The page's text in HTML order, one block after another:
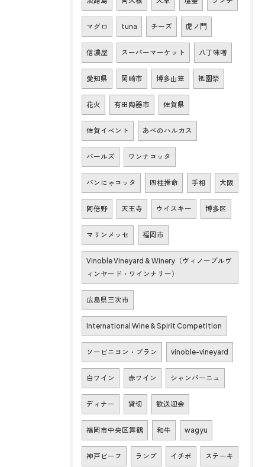
マグロ tuna チーズ 虎ノ門
信濃屋 スーパーマーケット 八丁味噌
愛知県 岡崎市 博多山笠 祇園祭
花火 有田陶器市 佐賀県
佐賀イベント あべのハルカス
パールズ ワンナコッタ
パンにゃコッタ 四柱推命 手相 大阪
阿倍野 天王寺 ウイスキー 博多区
マリンメッセ 福岡市
Vinoble Vineyard & Winery（ヴィノーブルヴ
ィンヤード・ワインナリー）
広島県三次市
International Wine & Spirit Competition
ソービニヨン・ブラン vinoble-vineyard
白ワイン 赤ワイン シャンパーニュ
ディナー 貸切 歓送迎会
福岡市中央区舞鶴 和牛 wagyu
神戸ビーフ ランプ イチボ ステーキ